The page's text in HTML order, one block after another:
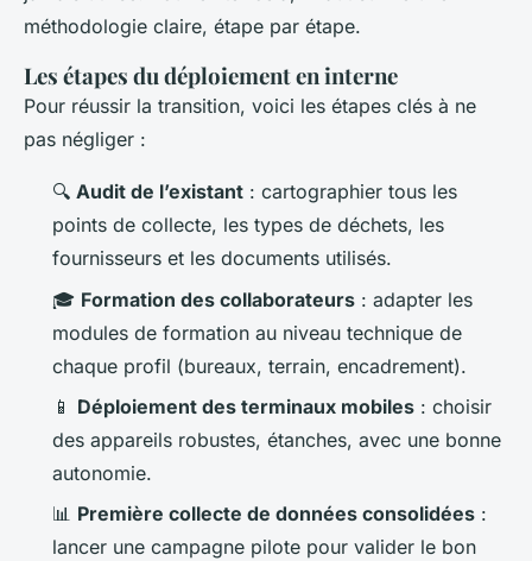
méthodologie claire, étape par étape.
Les étapes du déploiement en interne
Pour réussir la transition, voici les étapes clés à ne
pas négliger :
🔍 Audit de l’existant : cartographier tous les
points de collecte, les types de déchets, les
fournisseurs et les documents utilisés.
🎓 Formation des collaborateurs : adapter les
modules de formation au niveau technique de
chaque profil (bureaux, terrain, encadrement).
📱 Déploiement des terminaux mobiles : choisir
des appareils robustes, étanches, avec une bonne
autonomie.
📊 Première collecte de données consolidées :
lancer une campagne pilote pour valider le bon